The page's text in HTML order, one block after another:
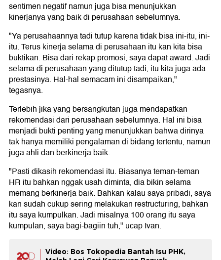
sentimen negatif namun juga bisa menunjukkan
kinerjanya yang baik di perusahaan sebelumnya.
"Ya perusahaannya tadi tutup karena tidak bisa ini-itu, ini-
itu. Terus kinerja selama di perusahaan itu kan kita bisa
buktikan. Bisa dari rekap promosi, saya dapat award. Jadi
selama di perusahaan yang ditutup tadi, itu kita juga ada
prestasinya. Hal-hal semacam ini disampaikan,"
tegasnya.
Terlebih jika yang bersangkutan juga mendapatkan
rekomendasi dari perusahaan sebelumnya. Hal ini bisa
menjadi bukti penting yang menunjukkan bahwa dirinya
tak hanya memiliki pengalaman di bidang tertentu, namun
juga ahli dan berkinerja baik.
"Pasti dikasih rekomendasi itu. Biasanya teman-teman
HR itu bahkan nggak usah diminta, dia bikin selama
memang berkinerja baik. Bahkan kalau saya pribadi, saya
kan sudah cukup sering melakukan restructuring, bahkan
itu saya kumpulkan. Jadi misalnya 100 orang itu saya
kumpulan, saya bagi-bagiin tuh," ucap Ivan.
Video: Bos Tokopedia Bantah Isu PHK,